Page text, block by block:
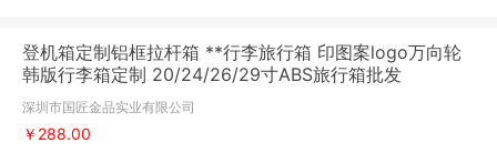
登机箱定制铝框拉杆箱 **行李旅行箱 印图案logo万向轮
韩版行李箱定制 20/24/26/29寸ABS旅行箱批发
深圳市国匠金品实业有限公司
￥288.00